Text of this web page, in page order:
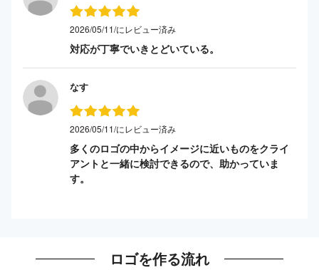
2026/05/11/にレビュー済み
対応が丁寧でいきとどいている。
なす
2026/05/11/にレビュー済み
多くのロゴの中からイメージに近いものをクライ
アントと一緒に検討できるので、助かっていま
す。
ロゴを作る流れ